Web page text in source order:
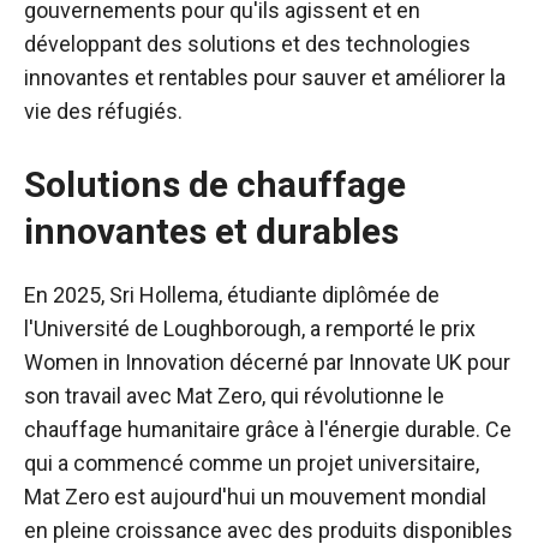
gouvernements pour qu'ils agissent et en
développant des solutions et des technologies
innovantes et rentables pour sauver et améliorer la
vie des réfugiés.
Solutions de chauffage
innovantes et durables
En 2025, Sri Hollema, étudiante diplômée de
l'Université de Loughborough, a remporté le prix
Women in Innovation décerné par Innovate UK pour
son travail avec Mat Zero, qui révolutionne le
chauffage humanitaire grâce à l'énergie durable. Ce
qui a commencé comme un projet universitaire,
Mat Zero est aujourd'hui un mouvement mondial
en pleine croissance avec des produits disponibles